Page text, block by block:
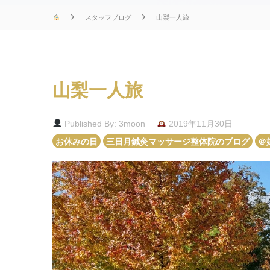
スタッフブログ 山梨一人旅
山梨一人旅
Published By: 3moon 2019年11月30日
お休みの日 三日月鍼灸マッサージ整体院のブログ ＠